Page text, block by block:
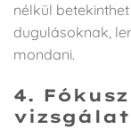
nélkül
dugulásoknak,
mondani.
4.